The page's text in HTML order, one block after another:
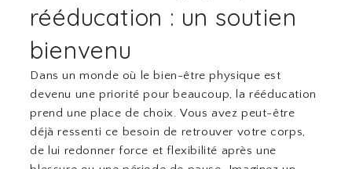
rééducation : un soutien
bienvenu
Dans un monde où le bien-être physique est
devenu une priorité pour beaucoup, la rééducation
prend une place de choix. Vous avez peut-être
déjà ressenti ce besoin de retrouver votre corps,
de lui redonner force et flexibilité après une